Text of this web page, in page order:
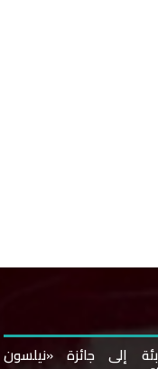
إلى جائزة «نيلسون